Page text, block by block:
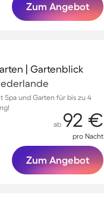
Zum Angebot
| Gartenblick
Spa und Garten für bis zu 4
ab 92 €
pro Nacht
Zum Angebot